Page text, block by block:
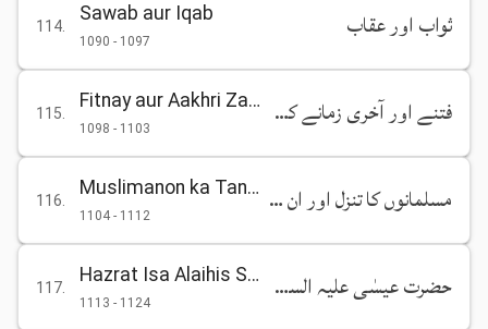
114
Sawab aur Iqab
1090 - 1097 ثواب اور عقاب
115
Fitnay aur Aakhri Zamane ki Alamat
1098 - 1103 فتنے اور آخری زمانے کی علامات
116
Muslimanon ka Tanazzul
1104 - 1112 مسلمانوں کا تنزل اور ان کا بگڑ جانا
117
Hazrat Isa Alaihis Salam ki Wafat
1113 - 1124 حضرت عیسٰی علیہ السلام کی وفات